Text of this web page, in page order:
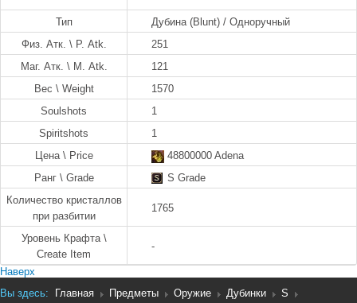
Тип
Дубина (Blunt) / Одноручный
Физ. Атк. \ P. Atk.
251
Маг. Атк. \ M. Atk.
121
Вес \ Weight
1570
Soulshots
1
Spiritshots
1
Цена \ Price
48800000 Adena
Ранг \ Grade
S Grade
Количество кристаллов
при разбитии
1765
Уровень Крафта \
Create Item
-
Наверх
Вы здесь:
Главная Предметы Оружие Дубинки
S